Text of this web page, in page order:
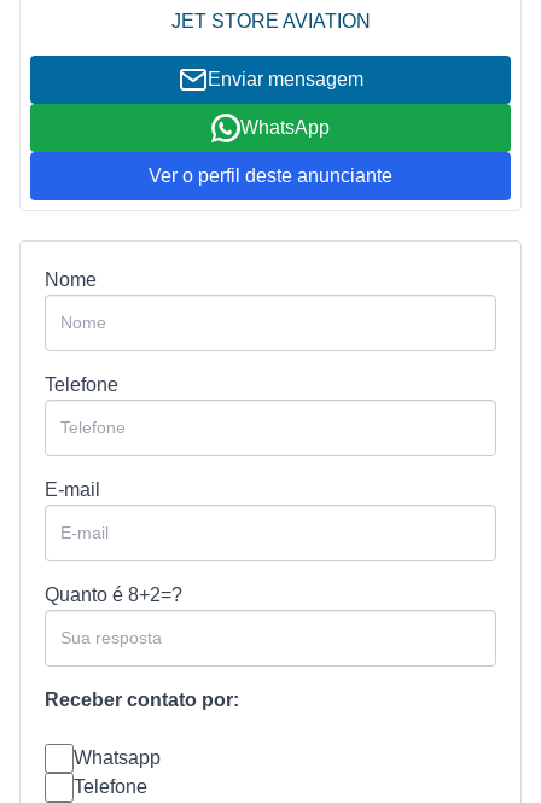
JET STORE AVIATION
Enviar mensagem
WhatsApp
Ver o perfil deste anunciante
Nome
Telefone
E-mail
Quanto é 8+2=?
Receber contato por:
Whatsapp
Telefone